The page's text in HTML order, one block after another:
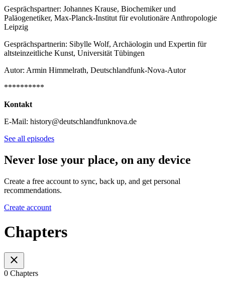
Gesprächspartner: Johannes Krause, Biochemiker und
Paläogenetiker, Max-Planck-Institut für evolutionäre Anthropologie
Leipzig
Gesprächspartnerin: Sibylle Wolf, Archäologin und Expertin für
altsteinzeitliche Kunst, Universität Tübingen
Autor: Armin Himmelrath, Deutschlandfunk-Nova-Autor
**********
Kontakt
E-Mail: history@deutschlandfunknova.de
See all episodes
Never lose your place, on any device
Create a free account to sync, back up, and get personal
recommendations.
Create account
Chapters
0 Chapters